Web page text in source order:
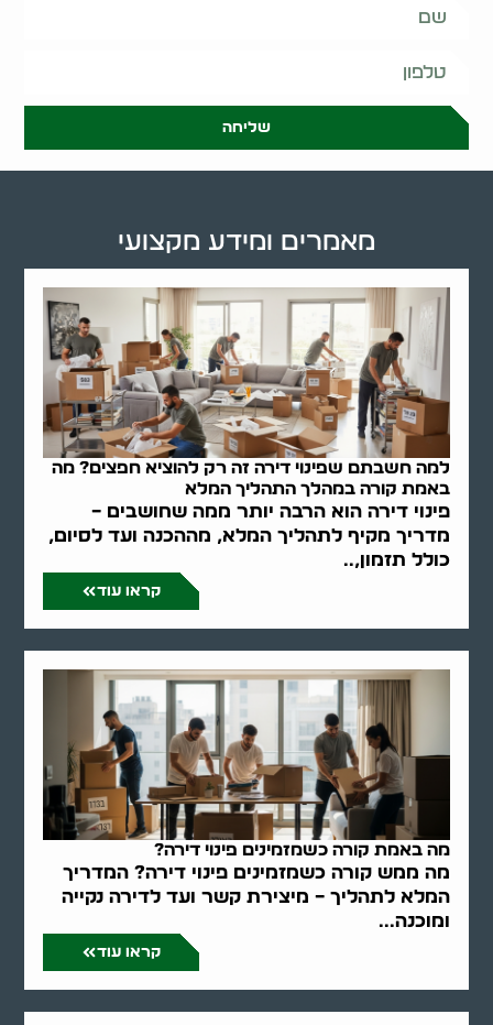
שליחה
למה חשבתם שפינוי דירה זה רק להוציא חפצים? מה
באמת קורה במהלך התהליך המלא
פינוי דירה הוא הרבה יותר ממה שחושבים –
מדריך מקיף לתהליך המלא, מההכנה ועד לסיום,
כולל תזמון,..
קראו עוד
מה באמת קורה כשמזמינים פינוי דירה?
מה ממש קורה כשמזמינים פינוי דירה? המדריך
המלא לתהליך – מיצירת קשר ועד לדירה נקייה
ומוכנה...
קראו עוד
מאמרים ומידע מקצועי